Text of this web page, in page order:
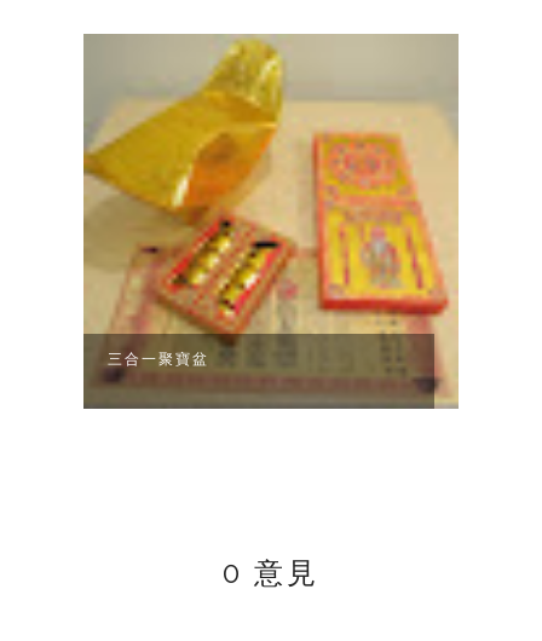
三合一聚寶盆
0 意見